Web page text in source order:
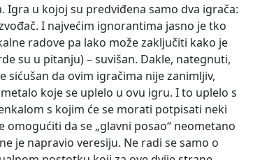
Igra u kojoj su predviđena samo dva igrača:
I najvećim ignorantima jasno je tko
radove pa lako može zaključiti kako je
su u pitanju) – suvišan. Dakle, nategnuti,
da ovim igračima nije zanimljiv,
koje se uplelo u ovu igru. I to uplelo s
s kojim će se morati potpisati neki
omogućiti da se „glavni posao“ neometano
je napravio veresiju. Ne radi se samo o